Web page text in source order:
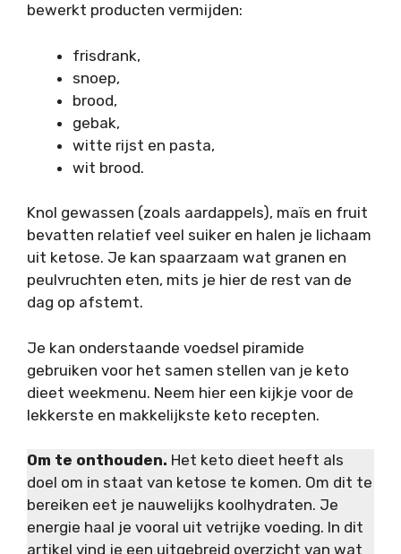
bewerkt producten vermijden:
frisdrank,
snoep,
brood,
gebak,
witte rijst en pasta,
wit brood.
Knol gewassen (zoals aardappels), maïs en fruit
bevatten relatief veel suiker en halen je lichaam
uit ketose. Je kan spaarzaam wat granen en
peulvruchten eten, mits je hier de rest van de
dag op afstemt.
Je kan onderstaande voedsel piramide
gebruiken voor het samen stellen van je keto
dieet weekmenu. Neem hier een kijkje voor de
lekkerste en makkelijkste keto recepten.
Om te onthouden. Het keto dieet heeft als
doel om in staat van ketose te komen. Om dit te
bereiken eet je nauwelijks koolhydraten. Je
energie haal je vooral uit vetrijke voeding. In dit
artikel vind je een uitgebreid overzicht van wat